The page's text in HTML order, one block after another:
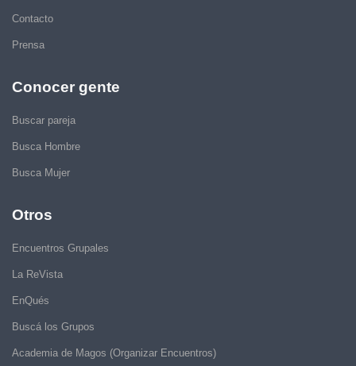
Contacto
Prensa
Conocer gente
Buscar pareja
Busca Hombre
Busca Mujer
Otros
Encuentros Grupales
La ReVista
EnQués
Buscá los Grupos
Academia de Magos (Organizar Encuentros)